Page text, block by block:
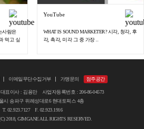
사람은
먹고 싶
YouTube
WHAT IS SOUND MARKETER? 시각, 청각, 후
각, 촉각, 미각 그 중 가장 ..
이메일무단수집거부 가맹문의 점주공간
표이사 : 김용만 사업자등록번호 : 206-86-04573
시 송파구 위례성대로6 현대토픽스 4층
T. 02.923.7127 F. 02.923.1916
2018, GIMGANE ALL RIGHTS RESERVED.